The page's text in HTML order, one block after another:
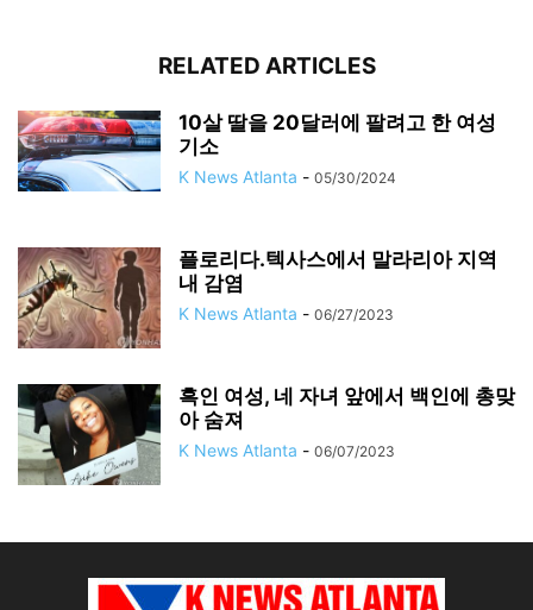
RELATED ARTICLES
10살 딸을 20달러에 팔려고 한 여성
기소
K News Atlanta - 05/30/2024
플로리다.텍사스에서 말라리아 지역
내 감염
K News Atlanta - 06/27/2023
흑인 여성, 네 자녀 앞에서 백인에 총맞
아 숨져
K News Atlanta - 06/07/2023